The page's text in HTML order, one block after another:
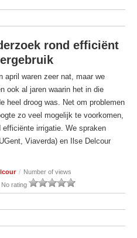
rond efficiënt
april waren zeer nat, maar we
ook al jaren waarin het in die
heel droog was. Net om problemen
zo veel mogelijk te voorkomen,
efficiënte irrigatie. We spraken
Viaverda) en Ilse Delcour
/ Number of views
rating